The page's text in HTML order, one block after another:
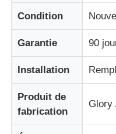
Pièces de
Pièces de
Pièces d'atmosphère
Condition
Garantie 90
Installation
Produit de
fabrication
Glory